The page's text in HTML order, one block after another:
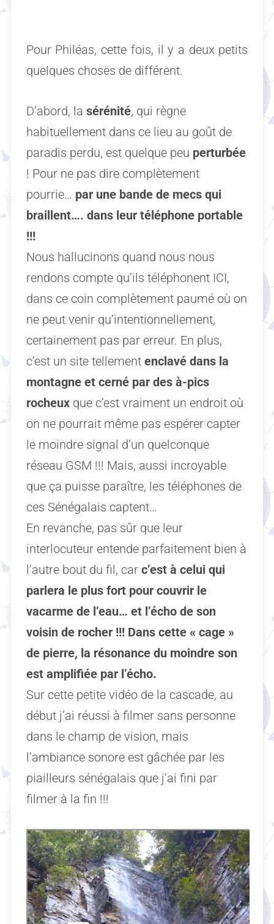
Pour Philéas, cette fois, il y a deux petits
quelques choses de différent.
D’abord, la sérénité, qui règne
habituellement dans ce lieu au goût de
paradis perdu, est quelque peu perturbée
! Pour ne pas dire complètement
pourrie… par une bande de mecs qui
braillent…. dans leur téléphone portable
!!!
Nous hallucinons quand nous nous
rendons compte qu’ils téléphonent ICI,
dans ce coin complètement paumé où on
ne peut venir qu’intentionnellement,
certainement pas par erreur. En plus,
c’est un site tellement enclavé dans la
montagne et cerné par des à-pics
rocheuxque c’est vraiment un endroit où
on ne pourrait même pas espérer capter
le moindre signal d’un quelconque
réseau GSM !!! Mais, aussi incroyable
que ça puisse paraître, les téléphones de
ces Sénégalais captent…
En revanche, pas sûr que leur
interlocuteur entende parfaitement bien à
l’autre bout du fil, car c’est à celui qui
parlera le plus fort pour couvrir le
vacarme de l’eau… et l’écho de son
voisin de rocher !!! Dans cette « cage »
de pierre, la résonance du moindre son
est amplifiée par l’écho.
Sur cette petite vidéo de la cascade, au
début j’ai réussi à filmer sans personne
dans le champ de vision, mais
l’ambiance sonore est gâchée par les
piailleurs sénégalais que j’ai fini par
filmer à la fin !!!